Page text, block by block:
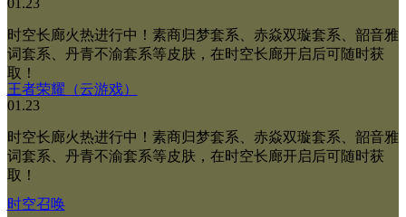
01.23
时空长廊火热进行中！素商归梦套系、赤焱双璇套系、韶音雅
词套系、丹青不渝套系等皮肤，在时空长廊开启后可随时获
取！
01.23
时空长廊火热进行中！素商归梦套系、赤焱双璇套系、韶音雅
词套系、丹青不渝套系等皮肤，在时空长廊开启后可随时获
取！
王者荣耀（云游戏）
时空召唤